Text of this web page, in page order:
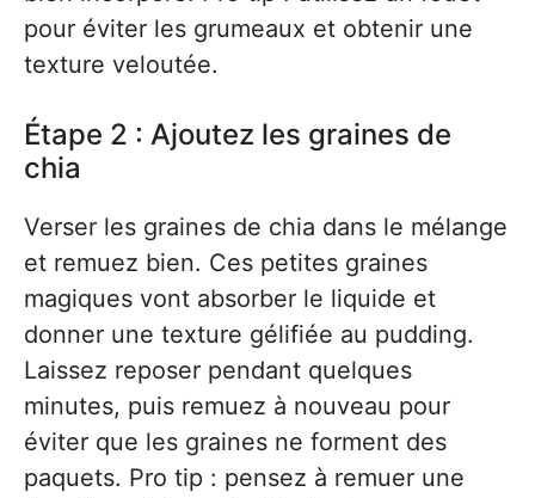
pour éviter les grumeaux et obtenir une
texture veloutée.
Étape 2 : Ajoutez les graines de
chia
Verser les graines de chia dans le mélange
et remuez bien. Ces petites graines
magiques vont absorber le liquide et
donner une texture gélifiée au pudding.
Laissez reposer pendant quelques
minutes, puis remuez à nouveau pour
éviter que les graines ne forment des
paquets. Pro tip : pensez à remuer une